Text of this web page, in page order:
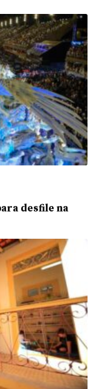
desfile na